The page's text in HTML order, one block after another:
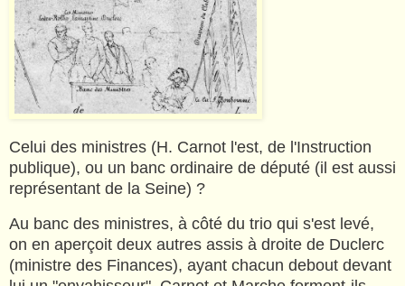
Celui des ministres (H. Carnot l'est, de l'Instruction
publique), ou un banc ordinaire de député (il est aussi
représentant de la Seine) ?
Au banc des ministres, à côté du trio qui s'est levé,
on en aperçoit deux autres assis à droite de Duclerc
(ministre des Finances), ayant chacun debout devant